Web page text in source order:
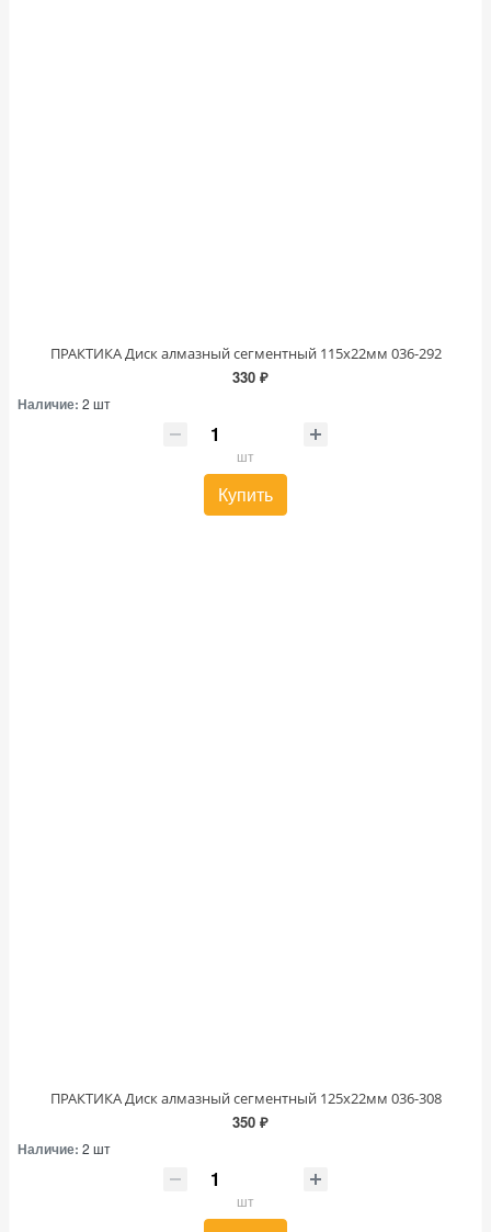
ПРАКТИКА Диск алмазный сегментный 115х22мм 036-292
330 ₽
Наличие: 2 шт
шт
Купить
ПРАКТИКА Диск алмазный сегментный 125х22мм 036-308
350 ₽
Наличие: 2 шт
шт